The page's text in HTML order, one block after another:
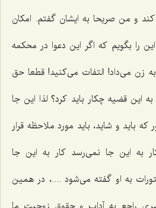
کند و من صریحا به ایشان گفتم. امکان
را بگویم که اگر این دعوا در محکمه
زن می‌داد! التفات می‌کنید! قطعا حق
به این قضیه چکار باید کرد؟ لذا این جا
باید و شاید، باید مورد ملاحظه قرار
به این جا نمی‌رسد کار به این جا
به او گفته می‌شود ....، در همین